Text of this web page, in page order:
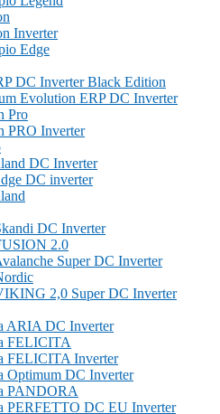
Inverter
Edge
DC Inverter Black Edition
Evolution ERP DC Inverter
Pro
PRO Inverter
DС Inverter
DC inverter
DC Inverter
2.0
Super DC Inverter
2,0 Super DC Inverter
ARIA DC Inverter
FELICITA
FELICITA Inverter
Optimum DC Inverter
PANDORA
PERFETTO DC EU Inverter